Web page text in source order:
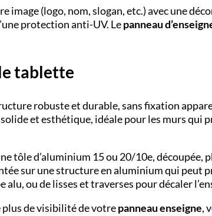
image (logo, nom, slogan, etc.) avec une
protection anti-UV. Lepanneau
tablette
robuste et durable, sans fixation
et esthétique, idéale pour les murs qui
tôle d’aluminium 15 ou 20/10e, découpée,
sur une structure en aluminium qui peut
alu, ou de lisses et traverses pour décaler
plus de visibilité de votrepanneau enseigne,